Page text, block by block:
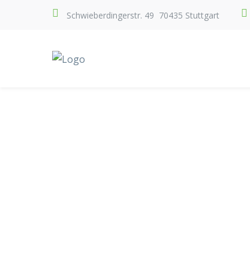
Schwieberdingerstr. 49 70435 Stuttgart